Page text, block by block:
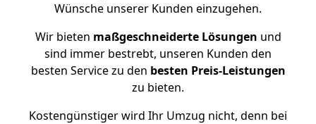
Wünsche unserer Kunden einzugehen.
Wir bieten maßgeschneiderte Lösungen und
sind immer bestrebt, unseren Kunden den
besten Service zu den besten Preis-Leistungen
zu bieten.
Kostengünstiger wird Ihr Umzug nicht, denn bei